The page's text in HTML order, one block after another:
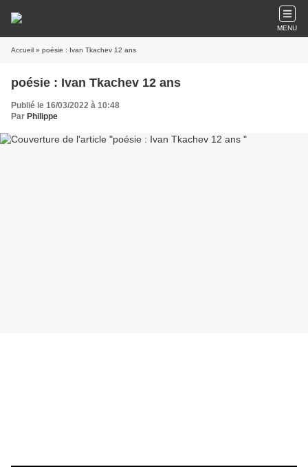
MENU
Accueil » poésie : Ivan Tkachev 12 ans
poésie : Ivan Tkachev 12 ans
Publié le 16/03/2022 à 10:48
Par Philippe